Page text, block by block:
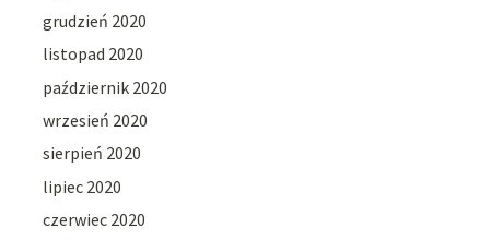
grudzień 2020
listopad 2020
październik 2020
wrzesień 2020
sierpień 2020
lipiec 2020
czerwiec 2020